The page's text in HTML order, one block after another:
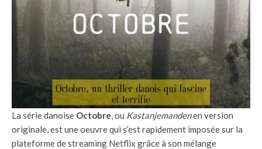
La série danoise Octobre, ou Kastanjemandenen version
originale, est une oeuvre qui s’est rapidement imposée sur la
plateforme de streaming Netflix grâce à son mélange